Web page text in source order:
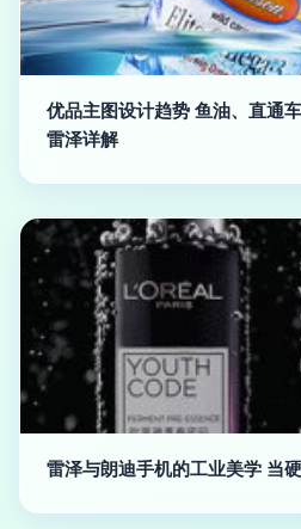
优品主图设计趋势 鱼油、直通
雷泽详解
雷泽与朗迪手机的工业美学 当